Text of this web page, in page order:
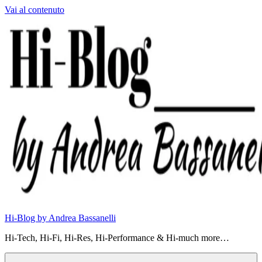
Vai al contenuto
Hi-Blog by Andrea Bassanelli
Hi-Tech, Hi-Fi, Hi-Res, Hi-Performance & Hi-much more…